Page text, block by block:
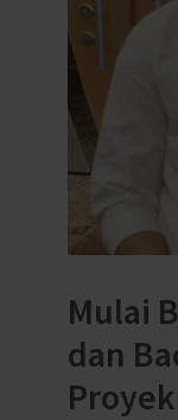
Mulai
dan
Proyek